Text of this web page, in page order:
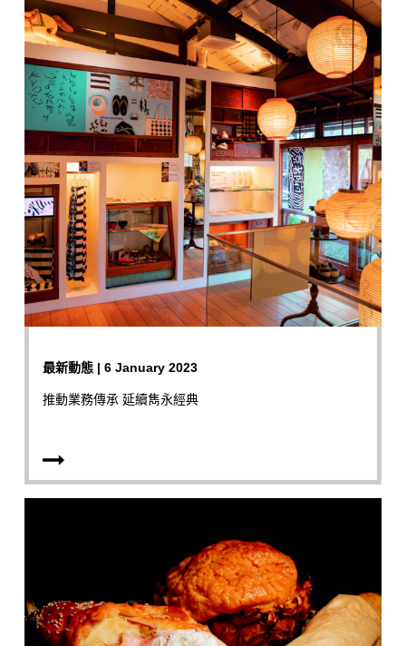
最新動態 | 6 January 2023
推動業務傳承 延續雋永經典